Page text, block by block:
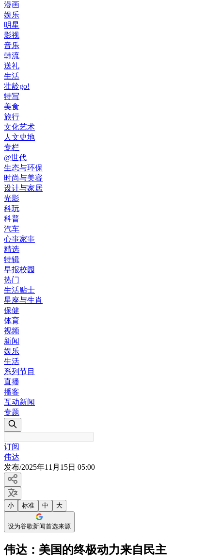
漫画
娱乐
明星
影视
音乐
韩流
送礼
生活
壮龄go!
特写
美食
旅行
文化艺术
人文史地
专栏
@世代
生态与环保
时尚与美容
设计与家居
光影
科玩
科普
汽车
心事家事
精选
特辑
早报校园
热门
生活贴士
星座与生肖
保健
体育
视频
新闻
娱乐
生活
系列节目
直播
播客
互动新闻
专题
订阅
伟达
发布/2025年11月15日 05:00
小 标准 中 大
设为谷歌新闻首选来源
伟达：美国的终极动力来自民主